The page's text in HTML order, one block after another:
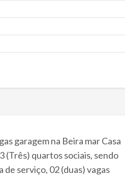
garagem na Beira mar Casa
(Três) quartos sociais, sendo
serviço, 02 (duas) vagas